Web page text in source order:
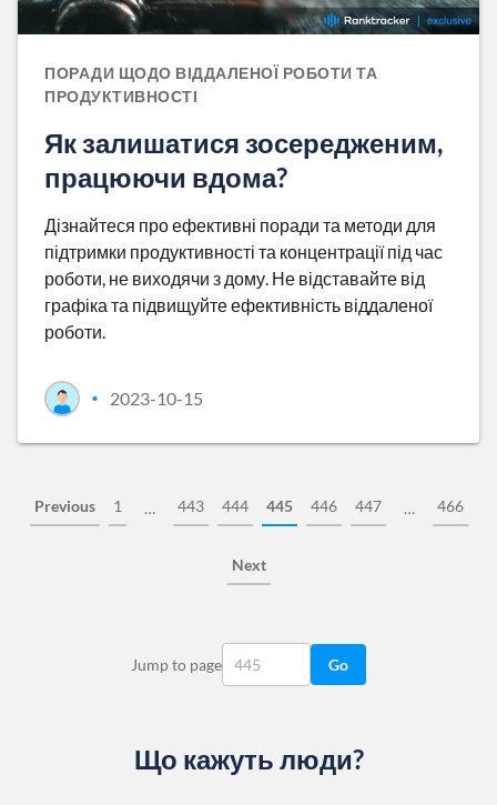
ПОРАДИ ЩОДО ВІДДАЛЕНОЇ РОБОТИ ТА
ПРОДУКТИВНОСТІ
Як залишатися зосередженим,
працюючи вдома?
Дізнайтеся про ефективні поради та методи для
підтримки продуктивності та концентрації під час
роботи, не виходячи з дому. Не відставайте від
графіка та підвищуйте ефективність віддаленої
роботи.
• 2023-10-15
Previous 1 … 443 444 445 446 447 … 466
Next
Jump to page Go
Що кажуть люди?